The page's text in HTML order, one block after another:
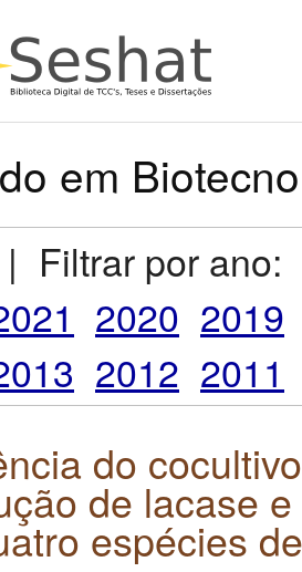
em
| Filtrar por ano:
2020 2019
2012 2011
do
de lacase
espécies